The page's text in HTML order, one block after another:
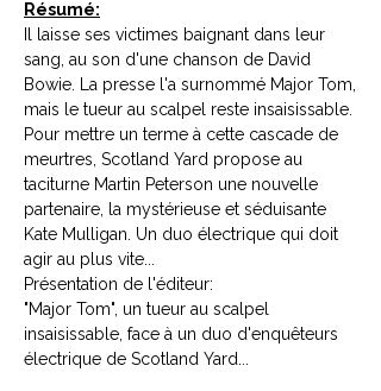
Résumé:
Il laisse ses victimes baignant dans leur
sang, au son d'une chanson de David
Bowie. La presse l'a surnommé Major Tom,
mais le tueur au scalpel reste insaisissable.
Pour mettre un terme à cette cascade de
meurtres, Scotland Yard propose au
taciturne Martin Peterson une nouvelle
partenaire, la mystérieuse et séduisante
Kate Mulligan. Un duo électrique qui doit
agir au plus vite...
Présentation de l'éditeur:
"Major Tom", un tueur au scalpel
insaisissable, face à un duo d'enquêteurs
électrique de Scotland Yard...